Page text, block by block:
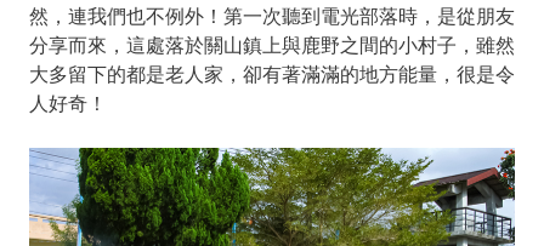
然，連我們也不例外！第一次聽到電光部落時，是從朋友
分享而來，這處落於關山鎮上與鹿野之間的小村子，雖然
大多留下的都是老人家，卻有著滿滿的地方能量，很是令
人好奇！